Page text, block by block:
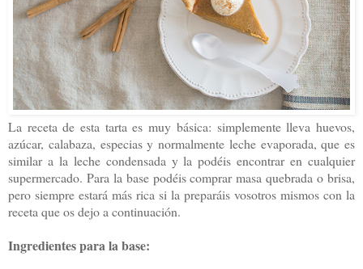
La receta de esta tarta es muy básica: simplemente lleva huevos,
azúcar, calabaza, especias y normalmente leche evaporada, que es
similar a la leche condensada y la podéis encontrar en cualquier
supermercado. Para la base podéis comprar masa quebrada o brisa,
pero siempre estará más rica si la preparáis vosotros mismos con la
receta que os dejo a continuación.
Ingredientes para la base: